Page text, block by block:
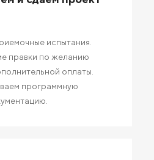
испытания.
правки по желанию
оплаты.
программную